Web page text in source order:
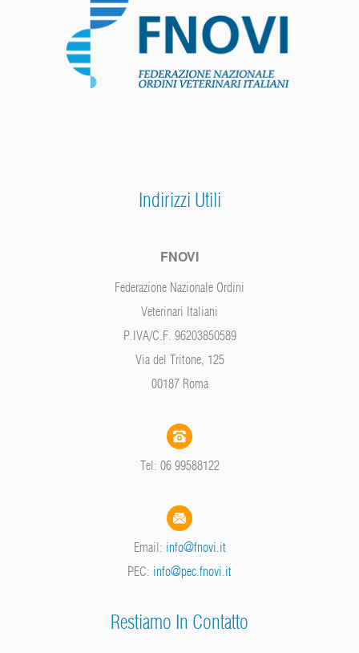
Indirizzi Utili
FNOVI
Federazione Nazionale Ordini
Veterinari Italiani
P.IVA/C.F. 96203850589
Via del Tritone, 125
00187 Roma
Tel: 06 99588122
Email: info@fnovi.it
PEC: info@pec.fnovi.it
Restiamo In Contatto